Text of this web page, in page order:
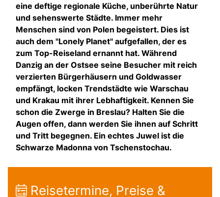
eine deftige regionale Küche, unberührte Natur
und sehenswerte Städte. Immer mehr
Menschen sind von Polen begeistert. Dies ist
auch dem "Lonely Planet" aufgefallen, der es
zum Top-Reiseland ernannt hat. Während
Danzig an der Ostsee seine Besucher mit reich
verzierten Bürgerhäusern und Goldwasser
empfängt, locken Trendstädte wie Warschau
und Krakau mit ihrer Lebhaftigkeit. Kennen Sie
schon die Zwerge in Breslau? Halten Sie die
Augen offen, dann werden Sie ihnen auf Schritt
und Tritt begegnen. Ein echtes Juwel ist die
Schwarze Madonna von Tschenstochau.
Reisetermine, Preise &